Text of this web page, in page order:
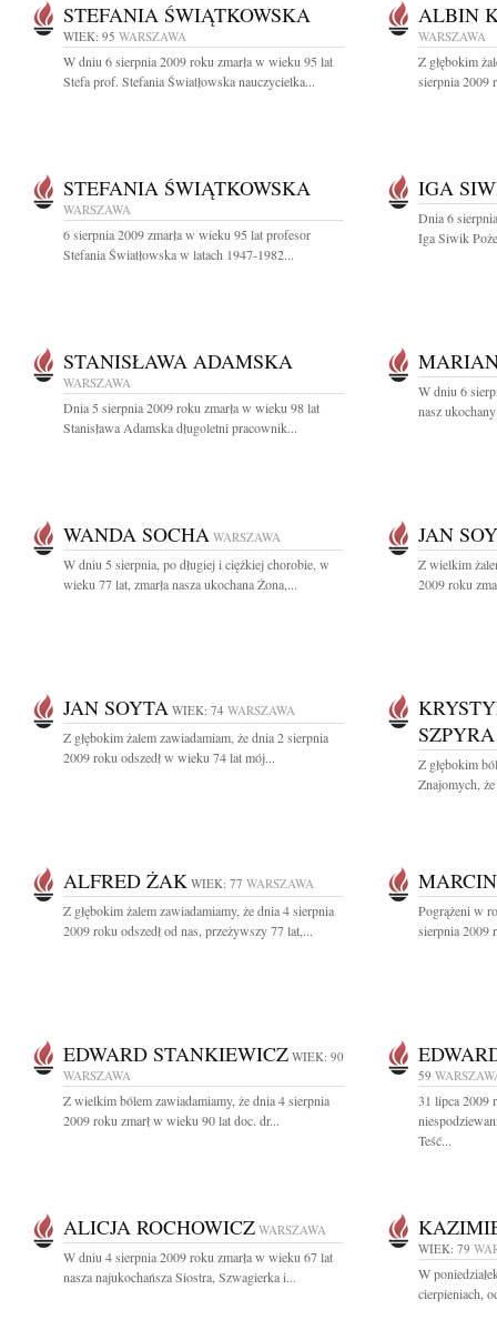
STEFANIA ŚWIĄTKOWSKA
WIEK: 95 WARSZAWA
W dniu 6 sierpnia 2009 roku zmarła w wieku 95 lat
Stefa prof. Stefania Światłowska nauczycielka...
ALBIN
WARSZAWA
Z głębokim
sierpnia 2009
STEFANIA ŚWIĄTKOWSKA
WARSZAWA
6 sierpnia 2009 zmarła w wieku 95 lat profesor
Stefania Światłowska w latach 1947-1982...
IGA
Dnia 6
Iga Siwik
STANISŁAWA ADAMSKA
WARSZAWA
Dnia 5 sierpnia 2009 roku zmarła w wieku 98 lat
Stanisława Adamska długoletni pracownik...
W dniu 6
nasz
WANDA SOCHA WARSZAWA
W dniu 5 sierpnia, po długiej i ciężkiej chorobie, w
wieku 77 lat, zmarła nasza ukochana Żona,...
JAN
Z wielkim
2009 roku
JAN SOYTA WIEK: 74 WARSZAWA
Z głębokim żalem zawiadamiam, że dnia 2 sierpnia
2009 roku odszedł w wieku 74 lat mój...
SZPYRA
Z głębokim
Znajomych,
ALFRED ŻAK WIEK: 77 WARSZAWA
Z głębokim żalem zawiadamiamy, że dnia 4 sierpnia
2009 roku odszedł od nas, przeżywszy 77 lat,...
Pogrążeni w
sierpnia 2009
EDWARD STANKIEWICZ WIEK: 90
WARSZAWA
Z wielkim bólem zawiadamiamy, że dnia 4 sierpnia
2009 roku zmarł w wieku 90 lat doc. dr...
59
31 lipca 2009
Teść...
ALICJA ROCHOWICZ WARSZAWA
W dniu 4 sierpnia 2009 roku zmarła w wieku 67 lat
nasza najukochańsza Siostra, Szwagierka i...
WIEK: 79
W
cierpieniach,